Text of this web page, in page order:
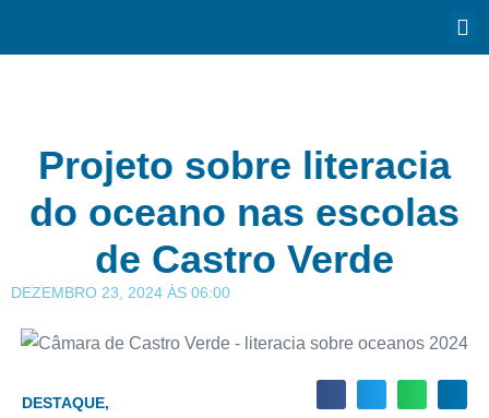
Projeto sobre literacia
do oceano nas escolas
de Castro Verde
DEZEMBRO 23, 2024 ÀS 06:00
DESTAQUE,